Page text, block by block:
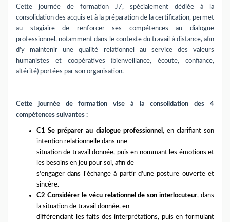
Cette journée de formation J7, spécialement dédiée à la
consolidation des acquis et à la préparation de la certification, permet
au stagiaire de renforcer ses compétences au dialogue
professionnel, notamment dans le contexte du travail à distance, afin
d'y maintenir une qualité relationnel au service des valeurs
humanistes et coopératives (bienveillance, écoute, confiance,
altérité) portées par son organisation.
Cette journée de formation vise à la consolidation des 4
compétences suivantes :
C1 Se préparer au dialogue professionnel , en clarifiant son
intention relationnelle dans une
situation de travail donnée, puis en nommant les émotions et
les besoins en jeu pour soi, afin de
s'engager dans l'échange à partir d'une posture ouverte et
sincère.
C2 Considérer le vécu relationnel de son interlocuteur, dans
la situation de travail donnée, en
différenciant les faits des interprétations, puis en formulant